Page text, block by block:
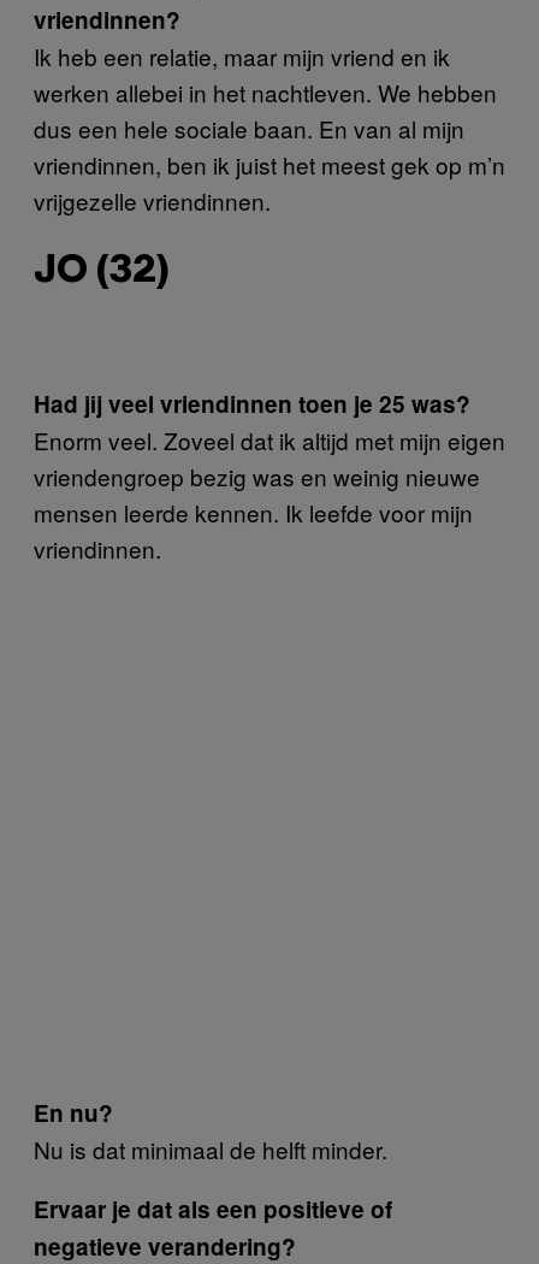
vriendinnen?
Ik heb een relatie, maar mijn vriend en ik
werken allebei in het nachtleven. We hebben
dus een hele sociale baan. En van al mijn
vriendinnen, ben ik juist het meest gek op m’n
vrijgezelle vriendinnen.
JO (32)
Had jij veel vriendinnen toen je 25 was?
Enorm veel. Zoveel dat ik altijd met mijn eigen
vriendengroep bezig was en weinig nieuwe
mensen leerde kennen. Ik leefde voor mijn
vriendinnen.
En nu?
Nu is dat minimaal de helft minder.
Ervaar je dat als een positieve of
negatieve verandering?